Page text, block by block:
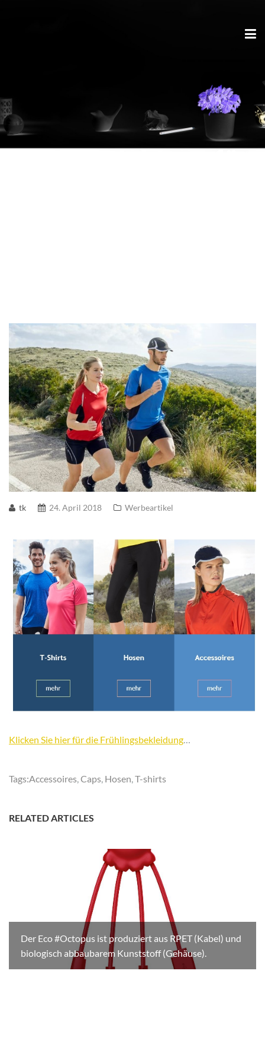
Fitte Bekleidung für
tk 24. April 2018 Werbeartikel
Klicken Sie hier für die Frühlingsbekleidung…
Tags:Accessoires,Caps, Hosen,T-shirts
RELATED ARTICLES
Der Eco #Octopus ist produziert aus RPET (Kabel) und
biologisch abbaubarem Kunststoff (Gehäuse).